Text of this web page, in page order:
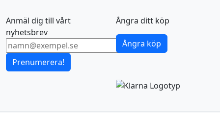
Anmäl dig till vårt
nyhetsbrev
Prenumerera!
Ångra ditt köp
Ångra köp